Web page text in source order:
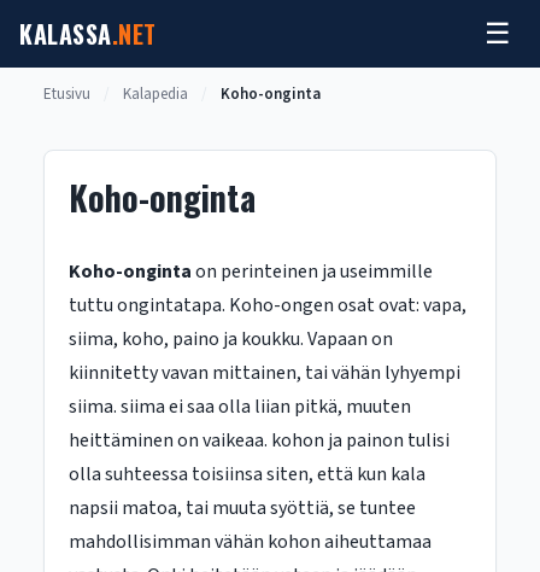
sisältöön
KALASSA.NET ☰
Etusivu Kalapedia Koho-onginta
Koho-onginta
Koho-ongintaon perinteinen ja useimmille
tuttu ongintatapa. Koho-ongen osat ovat: vapa,
siima, koho, paino ja koukku. Vapaan on
kiinnitetty vavan mittainen, tai vähän lyhyempi
siima. siima ei saa olla liian pitkä, muuten
heittäminen on vaikeaa. kohon ja painon tulisi
olla suhteessa toisiinsa siten, että kun kala
napsii matoa, tai muuta syöttiä, se tuntee
mahdollisimman vähän kohon aiheuttamaa